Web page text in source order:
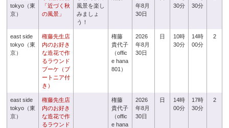
tokyo（東
京）
「近づく秋
の風景」
風景を楽し
みましょ
う！
年8月
30日
30分
30分
east side
tokyo（東
京）
権藤先生店
内のお好き
な造花で作
るラウンド
ブーケ（ブ
ートニア付
き）
権藤
貴代子
（offic
e hana
801）
2026
年8月
30日
日
10時
30分
14時
00分
2
east side
tokyo（東
京）
権藤先生店
内のお好き
な造花で作
るラウンド
権藤
貴代子
（offic
e hana
2026
年8月
30日
日
14時
00分
17時
30分
2